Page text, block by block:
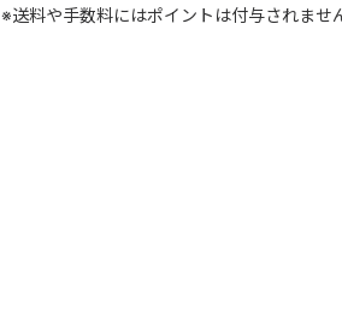
※送料や手数料にはポイントは付与されませ